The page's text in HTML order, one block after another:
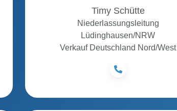
Timy Schütte
Niederlassungsleitung
Lüdinghausen/NRW
Verkauf Deutschland Nord/West